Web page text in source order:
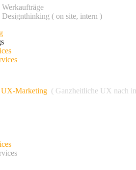
Werkaufträge
Designthinking ( on site, intern )
UX-Marketing ( Ganzheitliche UX nach